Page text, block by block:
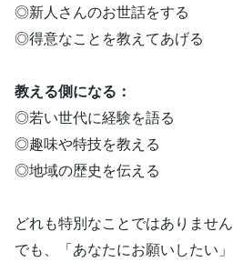
◎新人さんのお世話をする
◎得意なことを教えてあげる
教える側になる：
◎若い世代に経験を語る
◎趣味や特技を教える
◎地域の歴史を伝える
どれも特別なことではありません
でも、「あなたにお願いしたい